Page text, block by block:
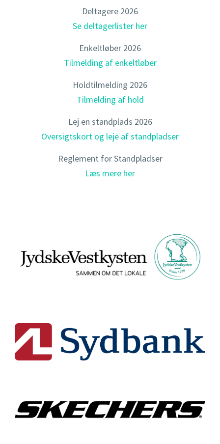
Deltagere 2026
Se deltagerlister her
Enkeltløber 2026
Tilmelding af enkeltløber
Holdtilmelding 2026
Tilmelding af hold
Lej en standplads 2026
Oversigtskort og leje af standpladser
Reglement for Standpladser
Læs mere her